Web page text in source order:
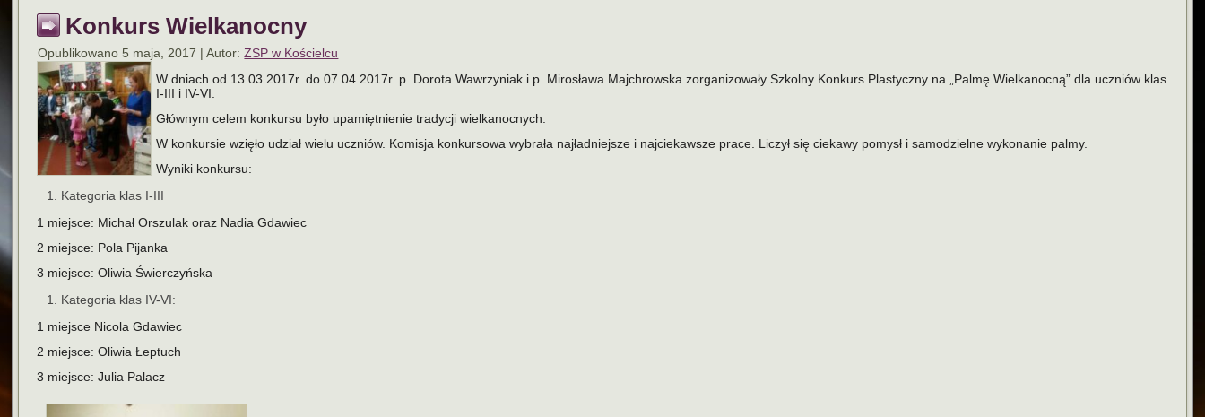
Konkurs Wielkanocny
Opublikowano 5 maja, 2017 |Autor: ZSP w Kościelcu
W dniach od 13.03.2017r. do 07.04.2017r. p. Dorota Wawrzyniak i p. Mirosława Majchrowska zorganizowały Szkolny Konkurs Plastyczny na „Palmę Wielkanocną” dla uczniów klas
I-III i IV-VI.
Głównym celem konkursu było upamiętnienie tradycji wielkanocnych.
W konkursie wzięło udział wielu uczniów. Komisja konkursowa wybrała najładniejsze i najciekawsze prace. Liczył się ciekawy pomysł i samodzielne wykonanie palmy.
Wyniki konkursu:
Kategoria klas I-III
1 miejsce: Michał Orszulak oraz Nadia Gdawiec
2 miejsce: Pola Pijanka
3 miejsce: Oliwia Świerczyńska
Kategoria klas IV-VI:
1 miejsce Nicola Gdawiec
2 miejsce: Oliwia Łeptuch
3 miejsce: Julia Palacz